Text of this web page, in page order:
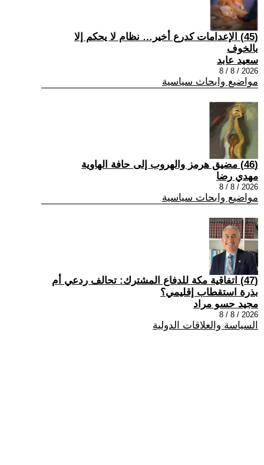
(45) الإعدامات كدرع أخير… نظام لا يحكم إلا
بالخوف
سعيد عابد
2026 / 8 / 8
مواضيع وابحاث سياسية
(46) مضيق هرمز والهروب إلى حافة الهاوية
مهدي رضا
2026 / 8 / 8
مواضيع وابحاث سياسية
(47) اتفاقية مكة للدفاع المشترك: تحالف ردعي أم
بذرة استقطاب إقليمي؟
مجيد حسو مراد
2026 / 8 / 8
السياسة والعلاقات الدولية